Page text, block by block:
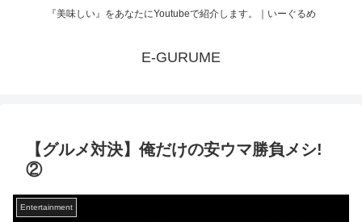
『美味しい』をあなたにYoutubeで紹介します。｜いーぐるめ
E-GURUME
【グルメ対決】俺だけの安ウマ勝負メシ!
②
Entertainment